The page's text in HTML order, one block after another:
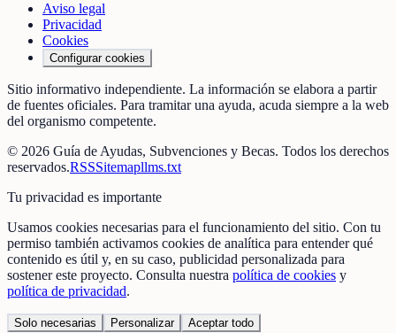
Aviso legal
Privacidad
Cookies
Configurar cookies
Sitio informativo independiente. La información se elabora a partir
de fuentes oficiales. Para tramitar una ayuda, acuda siempre a la web
del organismo competente.
© 2026 Guía de Ayudas, Subvenciones y Becas. Todos los derechos
reservados.RSSSitemapllms.txt
Tu privacidad es importante
Usamos cookies necesarias para el funcionamiento del sitio. Con tu
permiso también activamos cookies de analítica para entender qué
contenido es útil y, en su caso, publicidad personalizada para
sostener este proyecto. Consulta nuestra política de cookies y
política de privacidad.
Solo necesarias Personalizar Aceptar todo